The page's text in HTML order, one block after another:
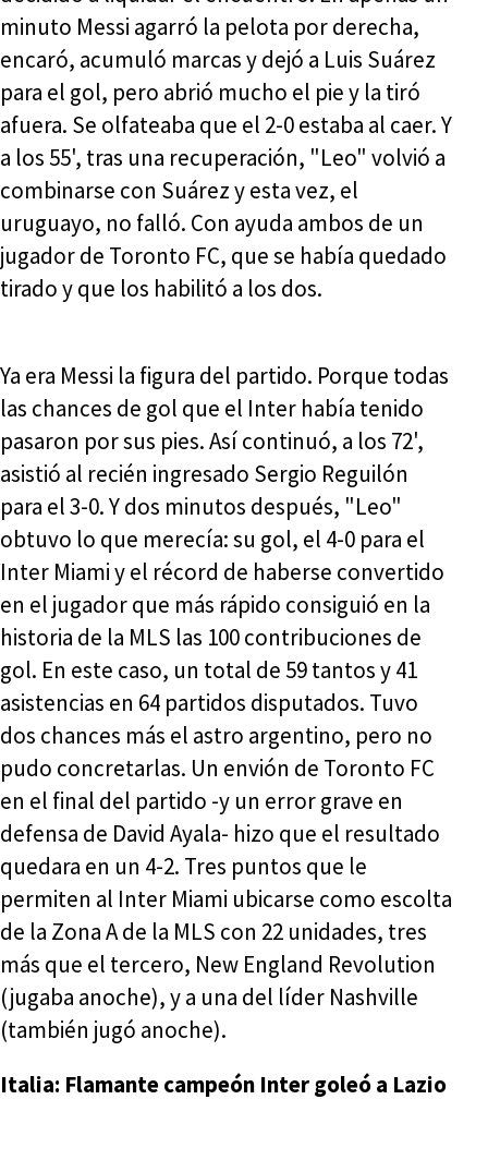
minuto Messi agarró la pelota por derecha,
encaró, acumuló marcas y dejó a Luis Suárez
para el gol, pero abrió mucho el pie y la tiró
afuera. Se olfateaba que el 2-0 estaba al caer. Y
a los 55', tras una recuperación, "Leo" volvió a
combinarse con Suárez y esta vez, el
uruguayo, no falló. Con ayuda ambos de un
jugador de Toronto FC, que se había quedado
tirado y que los habilitó a los dos.
Ya era Messi la figura del partido. Porque todas
las chances de gol que el Inter había tenido
pasaron por sus pies. Así continuó, a los 72',
asistió al recién ingresado Sergio Reguilón
para el 3-0. Y dos minutos después, "Leo"
obtuvo lo que merecía: su gol, el 4-0 para el
Inter Miami y el récord de haberse convertido
en el jugador que más rápido consiguió en la
historia de la MLS las 100 contribuciones de
gol. En este caso, un total de 59 tantos y 41
asistencias en 64 partidos disputados. Tuvo
dos chances más el astro argentino, pero no
pudo concretarlas. Un envión de Toronto FC
en el final del partido -y un error grave en
defensa de David Ayala- hizo que el resultado
quedara en un 4-2. Tres puntos que le
permiten al Inter Miami ubicarse como escolta
de la Zona A de la MLS con 22 unidades, tres
más que el tercero, New England Revolution
(jugaba anoche), y a una del líder Nashville
(también jugó anoche).
Italia: Flamante campeón Inter goleó a Lazio